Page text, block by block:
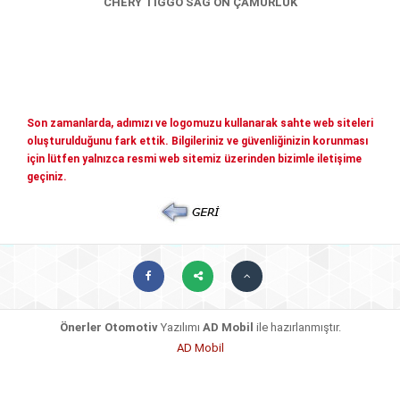
Mitsubishi Yedek Parçaları
Nissan - İnfiniti yedek parçaları
Daihatsu yedek parçalari
Suzuki yedek parçalari
Chery - Geely Yedek Parçaları
Ssangyong Yedek Parçaları
© COPYRIGHT 2026. ÖNERLER OTOMOTIV
Son zamanlarda, adımızı ve logomuzu kullanarak sahte web siteleri
oluşturulduğunu fark ettik. Bilgileriniz ve güvenliğinizin korunması
için lütfen yalnızca resmi web sitemiz üzerinden bizimle iletişime
geçiniz.
Önerler OtomotivYazılımı AD Mobil ile hazırlanmıştır.
AD Mobil